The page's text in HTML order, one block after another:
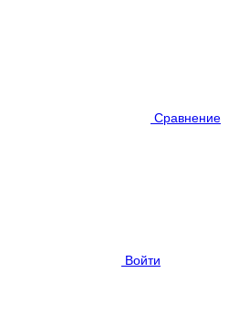
Сравнение
Войти